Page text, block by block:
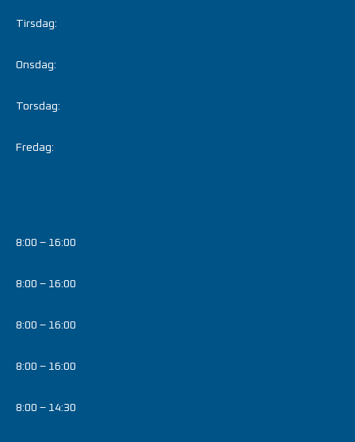
Tirsdag:
Onsdag:
Torsdag:
Fredag:
8:00 – 16:00
8:00 – 16:00
8:00 – 16:00
8:00 – 16:00
8:00 – 14:30